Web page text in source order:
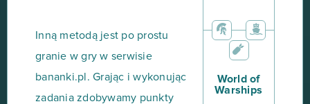
Inną metodą jest po prostu
granie w gry w serwisie
bananki.pl. Grając i wykonując
zadania zdobywamy punkty
World of
Warships